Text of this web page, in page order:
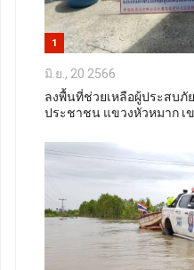
1
มิ.ย., 20 2566
ลงพื้นที่ช่วยเหลือผู้ประสบภั
ประชาชน แขวงหัวหมาก เ